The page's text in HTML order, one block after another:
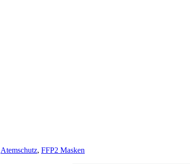
Atemschutz, FFP2 Masken